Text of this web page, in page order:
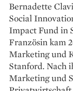
Bernadette
Social
Impact Fund in
Französin kam
Marketing und
Stanford. Nach
Marketing und